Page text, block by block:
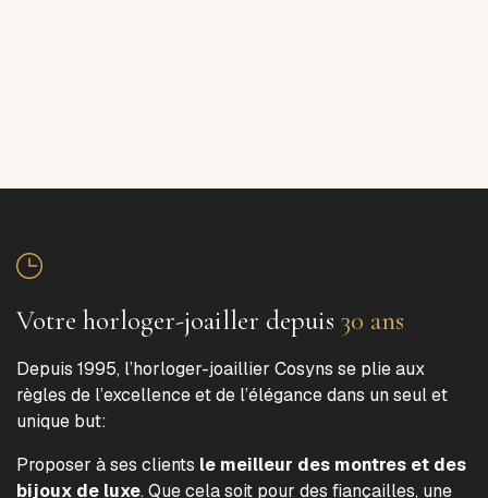
Votre horloger-joailler depuis 30 ans
Depuis 1995, l’horloger-joaillier Cosyns se plie aux
règles de l’excellence et de l’élégance dans un seul et
unique but:
Proposer à ses clients le meilleur des montres et des
bijoux de luxe. Que cela soit pour des fiançailles, une